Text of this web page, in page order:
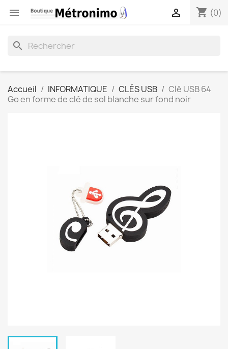
 shopping_cart (0)

search
Accueil INFORMATIQUE CLÉS USB
Clé USB 64
Go en forme de clé de sol blanche sur fond noir